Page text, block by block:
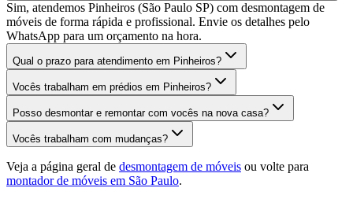
Sim, atendemos Pinheiros (São Paulo SP) com desmontagem de
móveis de forma rápida e profissional. Envie os detalhes pelo
WhatsApp para um orçamento na hora.
Qual o prazo para atendimento em Pinheiros?
Vocês trabalham em prédios em Pinheiros?
Posso desmontar e remontar com vocês na nova casa?
Vocês trabalham com mudanças?
Veja a página geral de desmontagem de móveis ou volte para
montador de móveis em São Paulo.